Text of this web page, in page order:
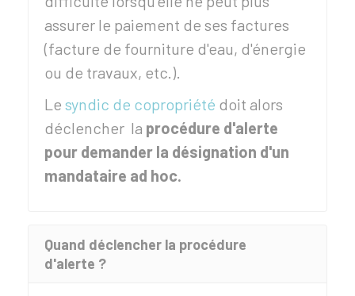
assurer le paiement de ses factures
(facture de fourniture d'eau, d'énergie
ou de travaux, etc.).
Le syndic de copropriété doit alors
déclencher la procédure d'alerte
pour demander la désignation d'un
mandataire ad hoc.
Quand déclencher la procédure
d'alerte ?